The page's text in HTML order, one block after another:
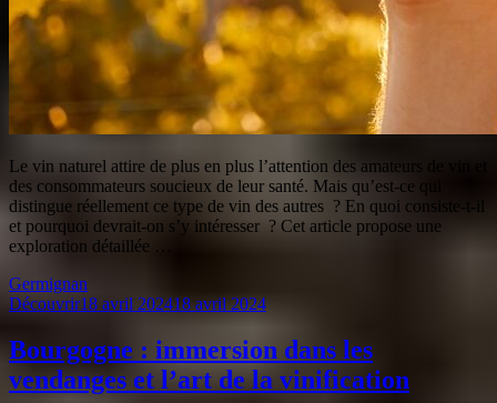
Le vin naturel attire de plus en plus l’attention des amateurs de vin et
des consommateurs soucieux de leur santé. Mais qu’est-ce qui
distingue réellement ce type de vin des autres ? En quoi consiste-t-il
et pourquoi devrait-on s’y intéresser ? Cet article propose une
exploration détaillée …
Germignan
Découvrir18 avril 202418 avril 2024
Bourgogne : immersion dans les
vendanges et l’art de la vinification